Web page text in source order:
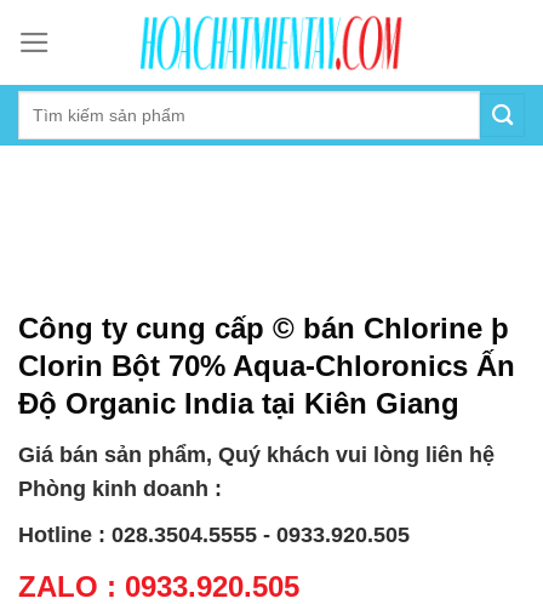
content
Công ty cung cấp © bán Chlorine þ
Clorin Bột 70% Aqua-Chloronics Ấn
Độ Organic India tại Kiên Giang
Giá bán sản phẩm, Quý khách vui lòng liên hệ
Phòng kinh doanh :
Hotline : 028.3504.5555 - 0933.920.505
ZALO : 0933.920.505